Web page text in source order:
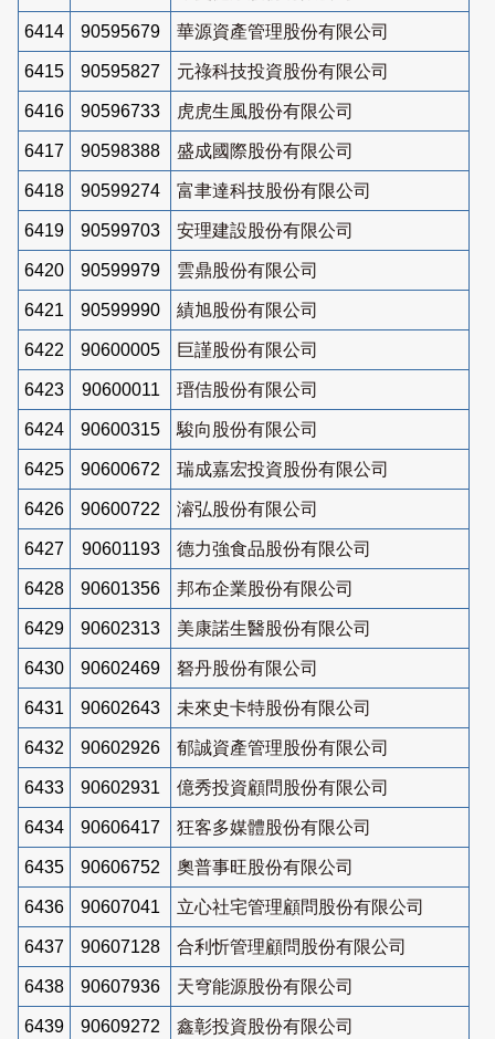
6414 90595679 華源資產管理股份有限公司
6415 90595827 元祿科技投資股份有限公司
6416 90596733 虎虎生風股份有限公司
6417 90598388 盛成國際股份有限公司
6418 90599274 富聿達科技股份有限公司
6419 90599703 安理建設股份有限公司
6420 90599979 雲鼎股份有限公司
6421 90599990 績旭股份有限公司
6422 90600005 巨謹股份有限公司
6423 90600011 瑨佶股份有限公司
6424 90600315 駿向股份有限公司
6425 90600672 瑞成嘉宏投資股份有限公司
6426 90600722 濬弘股份有限公司
6427 90601193 德力強食品股份有限公司
6428 90601356 邦布企業股份有限公司
6429 90602313 美康諾生醫股份有限公司
6430 90602469 砮丹股份有限公司
6431 90602643 未來史卡特股份有限公司
6432 90602926 郁誠資產管理股份有限公司
6433 90602931 億秀投資顧問股份有限公司
6434 90606417 狂客多媒體股份有限公司
6435 90606752 奧普事旺股份有限公司
6436 90607041 立心社宅管理顧問股份有限公司
6437 90607128 合利忻管理顧問股份有限公司
6438 90607936 天穹能源股份有限公司
6439 90609272 鑫彰投資股份有限公司